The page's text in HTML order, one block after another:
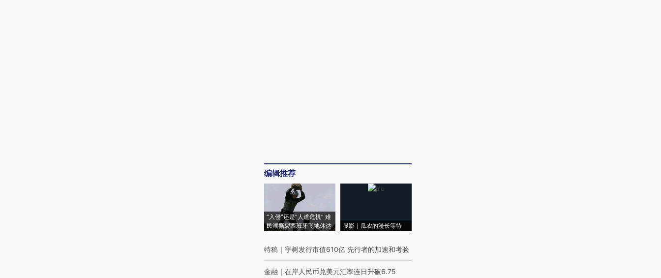
编辑推荐
“入侵”还是“人道危机” 难
民潮撕裂西班牙飞地休达
显影｜瓜农的漫长等待
特稿 ｜ 宇树发行市值610亿 先行者的加速和考验
金融 ｜ 在岸人民币兑美元汇率连日升破6.75